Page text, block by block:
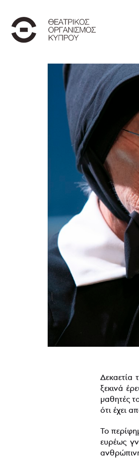
Δεκαετία
ξεκινά
μαθητές
ότι έχει
Το
ευρέως